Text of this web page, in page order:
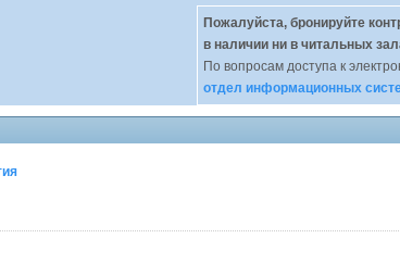
Пожалуйста, бронируйте
в наличии ни в читальных
По вопросам доступа к
отдел информационных